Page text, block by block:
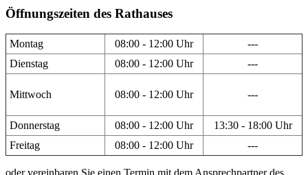
Öffnungszeiten des Rathauses
Montag 08:00 - 12:00 Uhr
---
Dienstag
08:00 - 12:00 Uhr ---
Mittwoch 08:00 - 12:00 Uhr ---
Donnerstag 08:00 - 12:00 Uhr
13:30 - 18:00 Uhr
Freitag
08:00 - 12:00 Uhr ---